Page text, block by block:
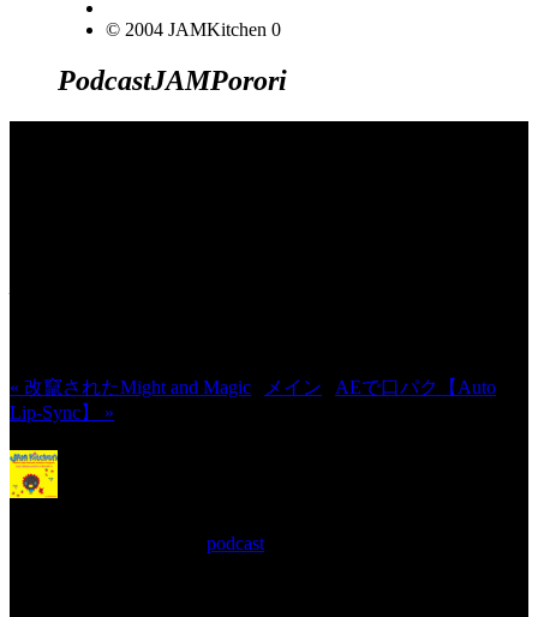
© 2004 JAMKitchen 0
PodcastJAMPorori
« 改竄されたMight and Magic メイン
AEで口パク【Auto
Lip-Sync】 »
podcast